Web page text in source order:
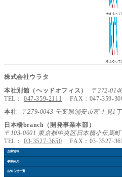
考えるって
考えるって
株式会社ウラタ
本社別館（ヘッドオフィス）
〒272-
TEL： 047-359-2111 FAX：047-359-
本社
〒279-0043 千葉県浦安市富士見1
日本橋branch（開発事業本部）
〒103-0001 東京都中央区日本橋小伝馬
TEL： 03-3527-3650 FAX：03-3527-
企業情報
事業紹介
お知らせ一覧